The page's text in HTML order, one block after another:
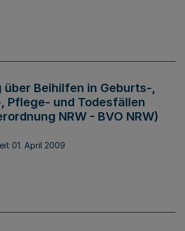
über Beihilfen in Geburts-,
Pflege- und Todesfällen
NRW - BVO NRW)
01. April 2009